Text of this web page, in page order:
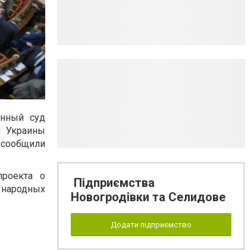
суд
Украины
о
Підприємства
Новогродівки та Селидове
Додати підприємство